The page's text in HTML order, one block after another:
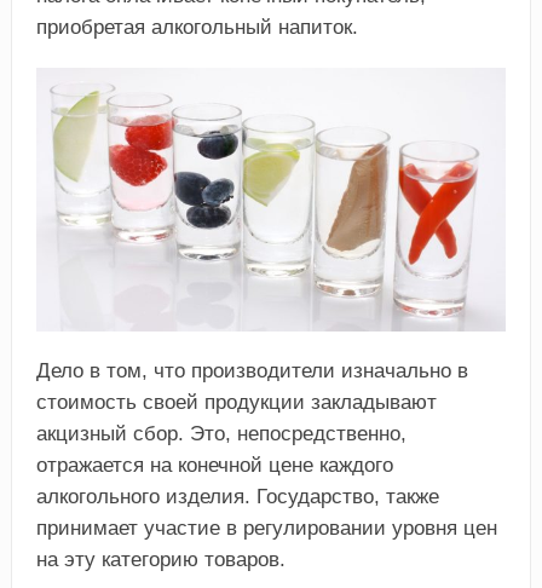
приобретая алкогольный напиток.
Дело в том, что производители изначально в
стоимость своей продукции закладывают
акцизный сбор. Это, непосредственно,
отражается на конечной цене каждого
алкогольного изделия. Государство, также
принимает участие в регулировании уровня цен
на эту категорию товаров.